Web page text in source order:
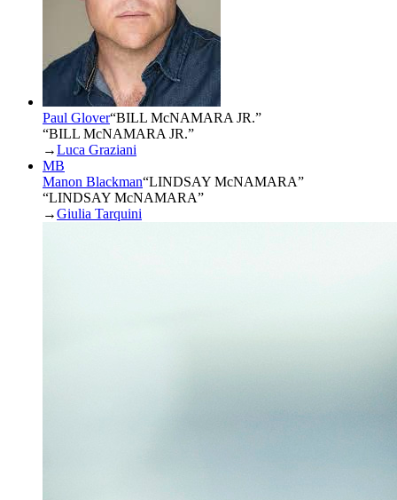
Paul Glover“BILL McNAMARA JR.”
“BILL McNAMARA JR.”
→Luca Graziani
MB
Manon Blackman“LINDSAY McNAMARA”
“LINDSAY McNAMARA”
→Giulia Tarquini